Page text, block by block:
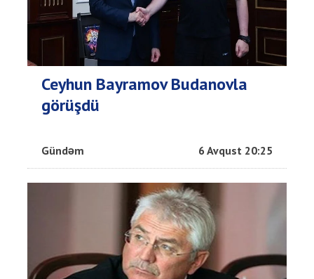
Ceyhun Bayramov Budanovla
görüşdü
Gündəm 6 Avqust 20:25